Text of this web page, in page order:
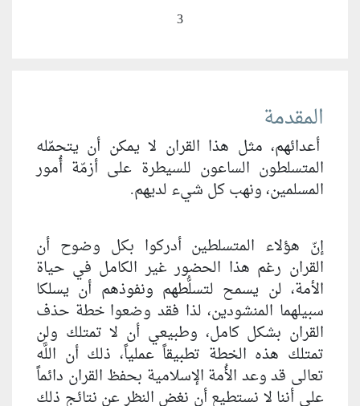
3
المقدمة
أعدائهم، مثل هذا القران لا يمكن أن يتحمّله
المتسلطون الساعون للسيطرة على أزمّة أُمور
المسلمين، ونهب كل شي‏ء لديهم.
إنّ هؤلاء المتسلطين أدركوا بكل وضوح أن
القران رغم هذا الحضور غير الكامل في حياة
الأمة، لن يسمح لتسلُّطهم ونفوذهم أن يسلكا
سبيلهما المنشودين، لذا فقد وضعوا خطة حذف
القران بشكل كامل، وطبيعي أن لا تمتلك ولن
تمتلك هذه الخطة تطبيقاً عملياً، ذلك أن اللَّه
تعالى قد وعد الأُمة الإسلامية بحفظ القران دائماً
على أننا لا نستطيع أن نغض النظر عن نتائج ذلك